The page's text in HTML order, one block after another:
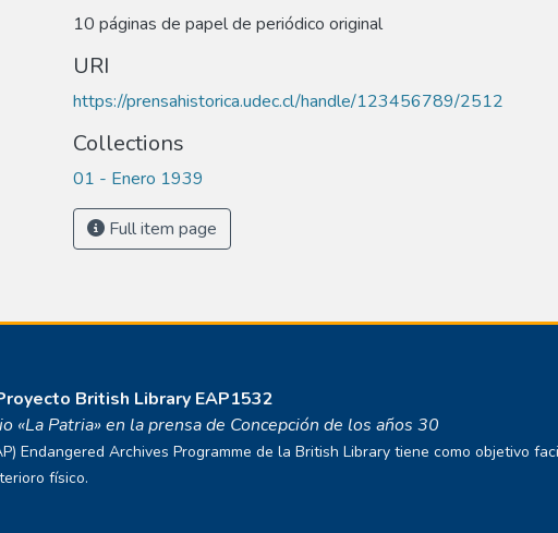
10 páginas de papel de periódico original
URI
https://prensahistorica.udec.cl/handle/123456789/2512
Collections
01 - Enero 1939
Full item page
British Library EAP1532
Patria» en la prensa de Concepción de los años 30
Endangered Archives Programme de la British Library tiene como objetivo
físico.